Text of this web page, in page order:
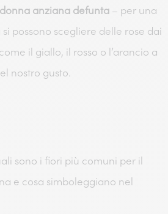
anziana defunta – per una
possono scegliere delle rose dai
il giallo, il rosso o l’arancio a
nostro gusto.
sono i fiori più comuni per il
e cosa simboleggiano nel